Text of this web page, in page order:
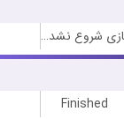
بازی شروع نشده است
Finished